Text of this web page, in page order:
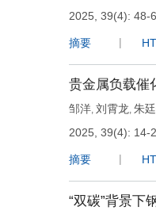
2025, 39(4): 48-
摘要
贵金属负载催
邹洋, 刘霄龙, 朱
2025, 39(4): 14-
摘要
“双碳”背景下